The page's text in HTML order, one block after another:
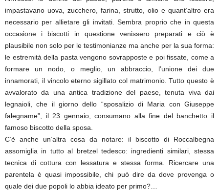
impastavano uova, zucchero, farina, strutto, olio e quant’altro era
necessario per allietare gli invitati. Sembra proprio che in questa
occasione i biscotti in questione venissero preparati e ciò è
plausibile non solo per le testimonianze ma anche per la sua forma:
le estremità della pasta vengono sovrapposte e poi fissate, come a
formare un nodo, o meglio, un abbraccio, l’unione dei due
innamorati, il vincolo eterno sigillato col matrimonio. Tutto questo è
avvalorato da una antica tradizione del paese, tenuta viva dai
legnaioli, che il giorno dello “sposalizio di Maria con Giuseppe
falegname”, il 23 gennaio, consumano alla fine del banchetto il
famoso biscotto della sposa.
C’è anche un’altra cosa da notare: il biscotto di Roccalbegna
assomiglia in tutto al bretzel tedesco: ingredienti similari, stessa
tecnica di cottura con lessatura e stessa forma. Ricercare una
parentela è quasi impossibile, chi può dire da dove provenga o
quale dei due popoli lo abbia ideato per primo?…